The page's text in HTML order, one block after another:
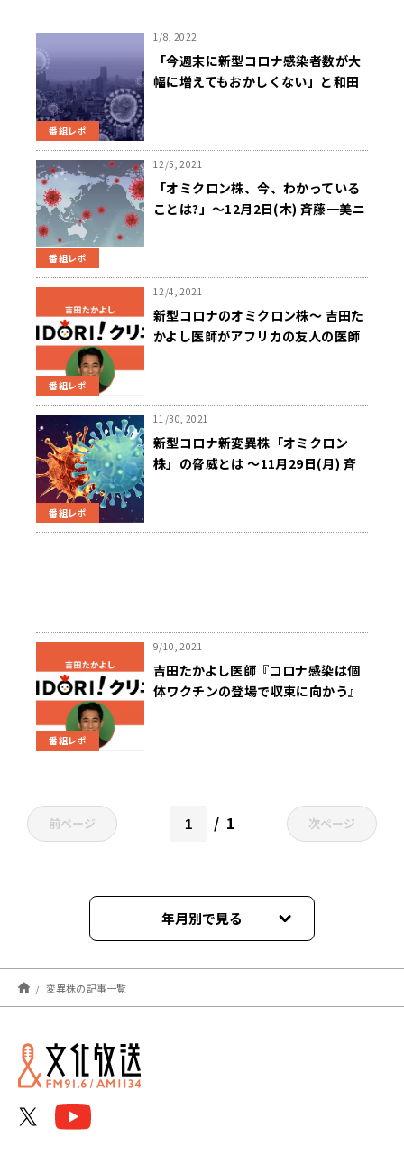
番組レポ
1/8, 2022
「今週末に新型コロナ感染者数が大
幅に増えてもおかしくない」と和田
番組レポ
12/5, 2021
「オミクロン株、今、わかっている
ことは?」～12月2日(木) 斉藤一美ニ
番組レポ
12/4, 2021
新型コロナのオミクロン株～ 吉田た
かよし医師がアフリカの友人の医師
番組レポ
11/30, 2021
新型コロナ新変異株「オミクロン
株」の脅威とは ～11月29日(月) 斉
番組レポ
9/10, 2021
吉田たかよし医師『コロナ感染は個
体ワクチンの登場で収束に向かう』
前ページ 1 次ページ
年月別で見る
2022年03月
2022年01月
2021年12月
変異株の記事一覧